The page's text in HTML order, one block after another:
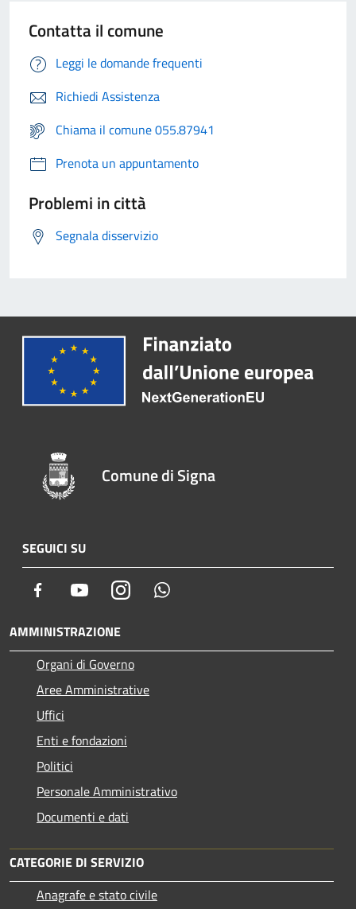
Contatta il comune
Leggi le domande frequenti
Richiedi Assistenza
Chiama il comune 055.87941
Prenota un appuntamento
Problemi in città
Segnala disservizio
Comune di Signa
SEGUICI SU
Facebook YoutubeInstagram
AMMINISTRAZIONE
Organi di Governo
Aree Amministrative
Uffici
Enti e fondazioni
Politici
Personale Amministrativo
Documenti e dati
CATEGORIE DI SERVIZIO
Anagrafe e stato civile